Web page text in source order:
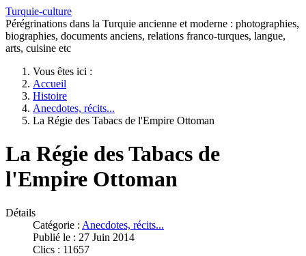
Turquie-culture
Pérégrinations dans la Turquie ancienne et moderne : photographies,
biographies, documents anciens, relations franco-turques, langue,
arts, cuisine etc
Vous êtes ici :
Accueil
Histoire
Anecdotes, récits...
La Régie des Tabacs de l'Empire Ottoman
La Régie des Tabacs de
l'Empire Ottoman
Détails
Catégorie : Anecdotes, récits...
Publié le : 27 Juin 2014
Clics : 11657